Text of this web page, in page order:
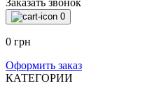
Заказать звонок
0
0 грн
Оформить заказ
КАТЕГОРИИ